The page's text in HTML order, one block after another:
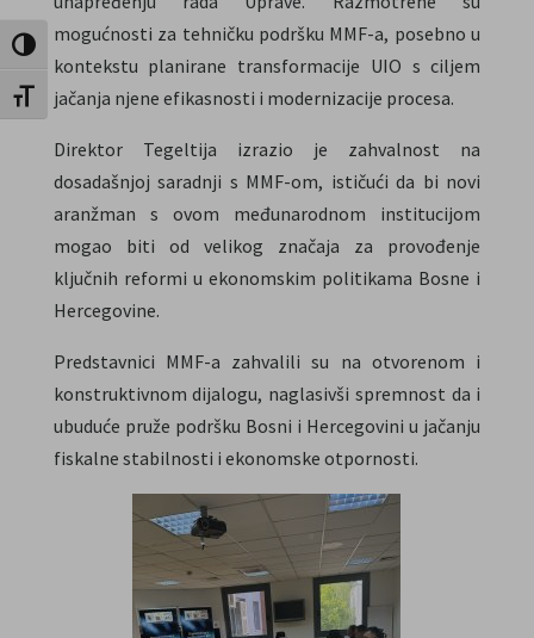
Toggle High Contrast
Toggle Font size
mogućnosti za tehničku podršku MMF-a, posebno u
kontekstu planirane transformacije UIO s ciljem
jačanja njene efikasnosti i modernizacije procesa.
Direktor Tegeltija izrazio je zahvalnost na
dosadašnjoj saradnji s MMF-om, ističući da bi novi
aranžman s ovom međunarodnom institucijom
mogao biti od velikog značaja za provođenje
ključnih reformi u ekonomskim politikama Bosne i
Hercegovine.
Predstavnici MMF-a zahvalili su na otvorenom i
konstruktivnom dijalogu, naglasivši spremnost da i
ubuduće pruže podršku Bosni i Hercegovini u jačanju
fiskalne stabilnosti i ekonomske otpornosti.